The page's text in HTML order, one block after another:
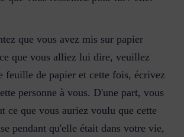
que vous avez mis sur papier
que vous alliez lui dire, veuillez
feuille de papier et cette fois, écrivez
personne à vous. D'une part, vous
ce que vous auriez voulu que cette
pendant qu'elle était dans votre vie,